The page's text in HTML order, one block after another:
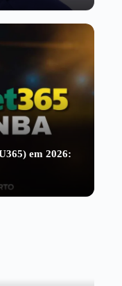
em 2026: